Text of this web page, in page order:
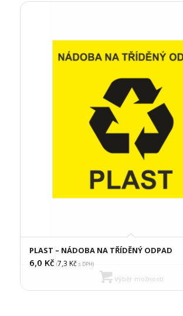
PLAST – NÁDOBA NA TŘÍDĚNÝ ODPAD
6,0 Kč (7,3 Kčs DPH)
Výběr možností